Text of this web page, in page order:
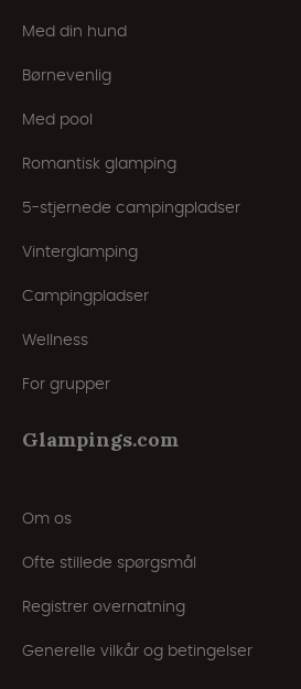
Med din hund
Børnevenlig
Med pool
Romantisk glamping
5-stjernede campingpladser
Vinterglamping
Campingpladser
Wellness
For grupper
Glampings.com
Om os
Ofte stillede spørgsmål
Registrer overnatning
Generelle vilkår og betingelser